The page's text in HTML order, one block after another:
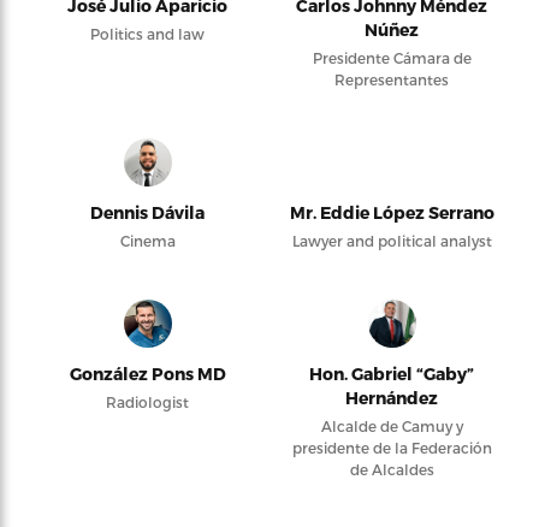
José Julio Aparicio
Politics and law
Carlos Johnny Méndez
Núñez
Presidente Cámara de
Representantes
Dennis Dávila
Cinema
Mr. Eddie López Serrano
Lawyer and political analyst
González Pons MD
Radiologist
Hon. Gabriel “Gaby”
Hernández
Alcalde de Camuy y
presidente de la Federación
de Alcaldes